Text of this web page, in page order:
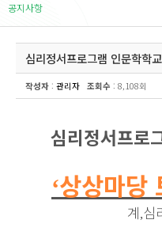
공지사항
심리정서프로그램 인문학학
작성자 : 관리자 조회수 : 8,108회
심리정서프로
‘상상마당
계,심